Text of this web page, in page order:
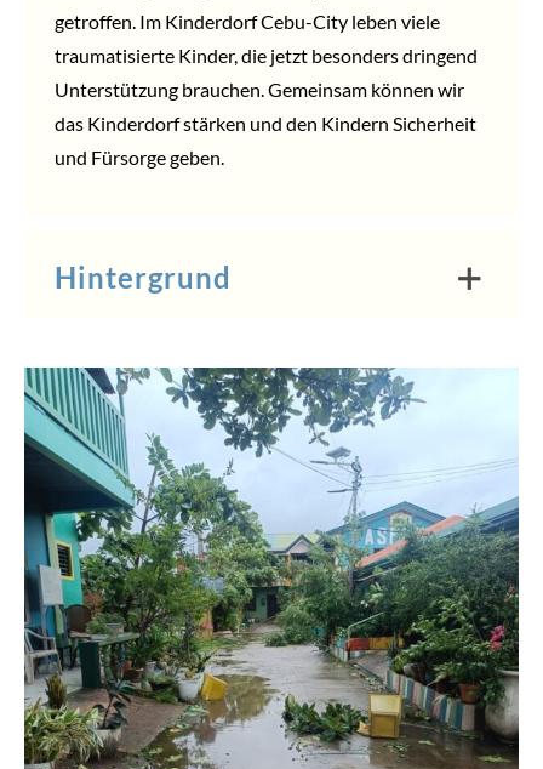
getroffen. Im Kinderdorf Cebu-City leben viele
traumatisierte Kinder, die jetzt besonders dringend
Unterstützung brauchen. Gemeinsamkönnen wir
das Kinderdorf stärken und den Kindern Sicherheit
und Fürsorge geben.
Hintergrund